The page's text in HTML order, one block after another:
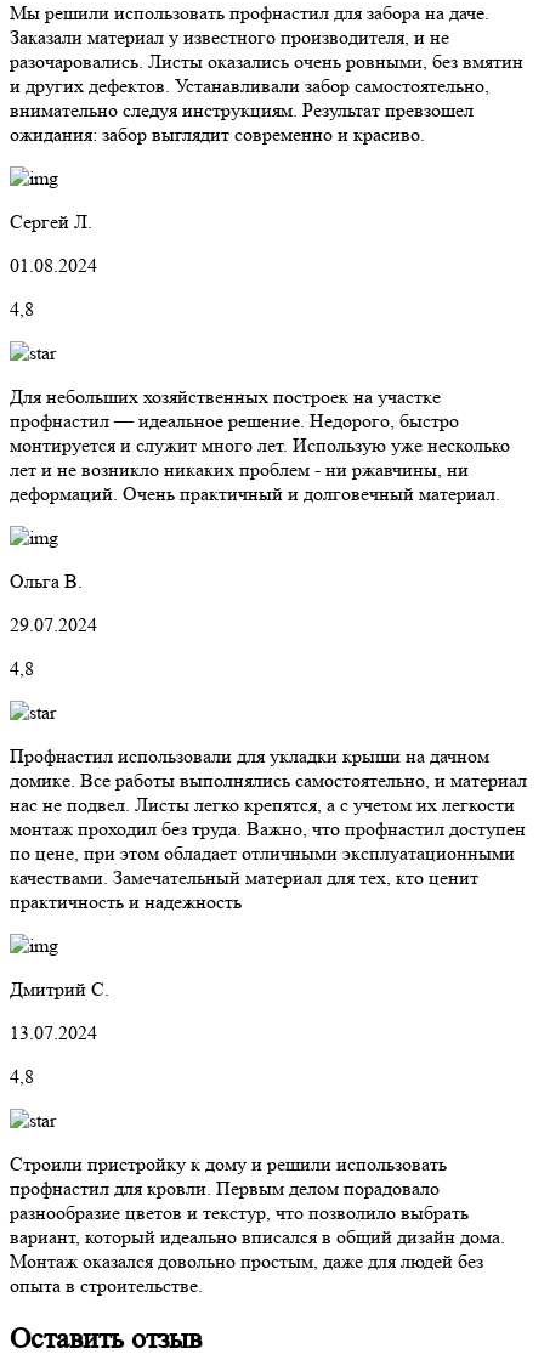
Мы решили использовать профнастил для забора на даче.
Заказали материал у известного производителя, и не
разочаровались. Листы оказались очень ровными, без вмятин
и других дефектов. Устанавливали забор самостоятельно,
внимательно следуя инструкциям. Результат превзошел
ожидания: забор выглядит современно и красиво.
Сергей Л.
01.08.2024
4,8
Для небольших хозяйственных построек на участке
профнастил — идеальное решение. Недорого, быстро
монтируется и служит много лет. Использую уже несколько
лет и не возникло никаких проблем - ни ржавчины, ни
деформаций. Очень практичный и долговечный материал.
Ольга В.
29.07.2024
4,8
Профнастил использовали для укладки крыши на дачном
домике. Все работы выполнялись самостоятельно, и материал
нас не подвел. Листы легко крепятся, а с учетом их легкости
монтаж проходил без труда. Важно, что профнастил доступен
по цене, при этом обладает отличными эксплуатационными
качествами. Замечательный материал для тех, кто ценит
практичность и надежность
Дмитрий С.
13.07.2024
4,8
Строили пристройку к дому и решили использовать
профнастил для кровли. Первым делом порадовало
разнообразие цветов и текстур, что позволило выбрать
вариант, который идеально вписался в общий дизайн дома.
Монтаж оказался довольно простым, даже для людей без
опыта в строительстве.
Оставить отзыв